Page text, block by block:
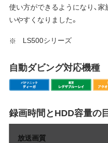
使い方ができるようになり、
いやすくなりました。
LS500シリーズ
自動ダビング対応機種
録画時間とHDD容量の
放送画質